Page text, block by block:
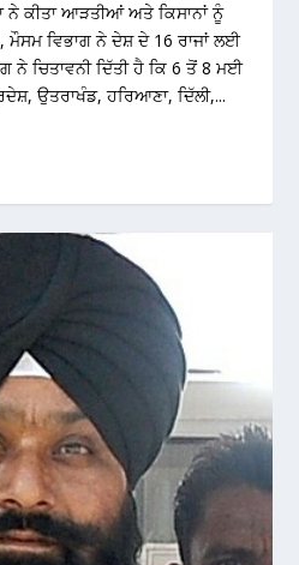
ਨੇ ਕੀਤਾ ਆੜਤੀਆਂ ਅਤੇ ਕਿਸਾਨਾਂ ਨੂੰ
ਵਿਭਾਗ ਨੇ ਦੇਸ਼ ਦੇ 16 ਰਾਜਾਂ ਲਈ
ਨੇ ਚਿਤਾਵਨੀ ਦਿੱਤੀ ਹੈ ਕਿ 6 ਤੋਂ 8 ਮਈ
ਉਤਰਾਖੰਡ, ਹਰਿਆਣਾ, ਦਿੱਲੀ,...